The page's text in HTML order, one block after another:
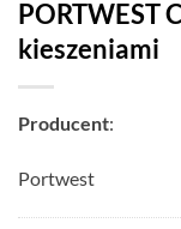
PORTWEST
kieszeniami
Producent:
Portwest